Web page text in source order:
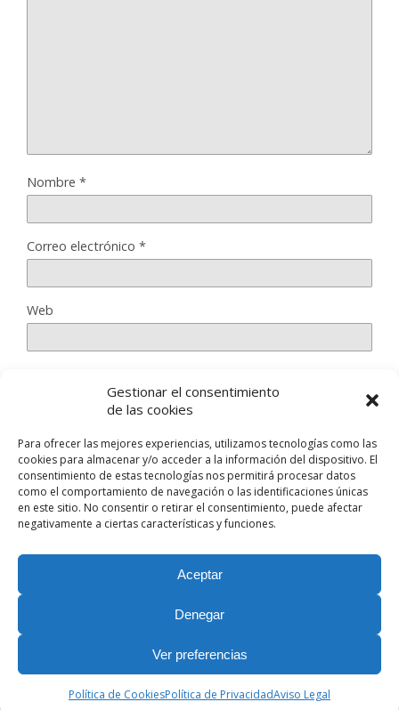
Gestionar el consentimiento
de las cookies
Para ofrecer las mejores experiencias, utilizamos tecnologías como las
cookies para almacenar y/o acceder a la información del dispositivo. El
consentimiento de estas tecnologías nos permitirá procesar datos
como el comportamiento de navegación o las identificaciones únicas
en este sitio. No consentir o retirar el consentimiento, puede afectar
negativamente a ciertas características y funciones.
Aceptar
Denegar
Ver preferencias
Política de CookiesPolítica de PrivacidadAviso Legal
Nombre *
Correo electrónico *
Web
Guarda mi nombre, correo electrónico y web en este
navegador para la próxima vez que comente.